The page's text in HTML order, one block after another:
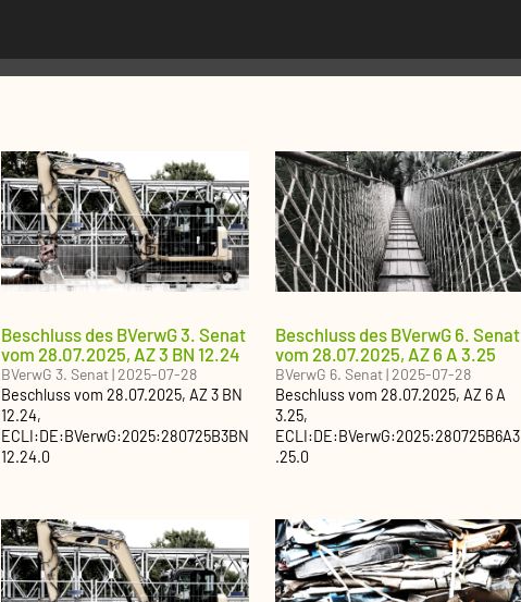
Beschluss des BVerwG 3. Senat
vom 28.07.2025, AZ 3 BN 12.24
BVerwG 3. Senat|2025-07-28
Beschlussvom 28.07.2025, AZ3 BN
12.24,
ECLI:DE:BVerwG:2025:280725B3BN
12.24.0
Beschluss des BVerwG 6. Senat
vom 28.07.2025, AZ 6 A 3.25
BVerwG 6. Senat|2025-07-28
Beschlussvom 28.07.2025, AZ 6 A
3.25,
ECLI:DE:BVerwG:2025:280725B6A3
.25.0